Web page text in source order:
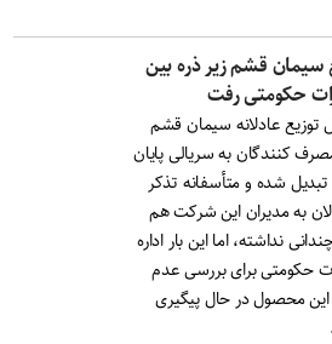
سیمان قشم زیر ذره بین
حکومتی رفت
عادلانه سیمان قشم
کنندگان به سریالی پایان
تبدیل شده و متأسفانه تذکر
به مدیران این شرکت هم
نداشته، اما این بار اداره
حکومتی برای بررسی عدم
این محصول در حال پیگیری